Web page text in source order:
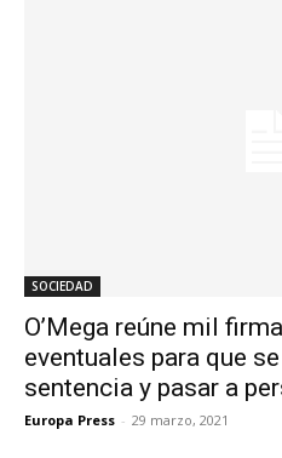
SOCIEDAD
O’Mega reúne mil
eventuales para que
sentencia y pasar a
Europa Press - 29 marzo, 2021